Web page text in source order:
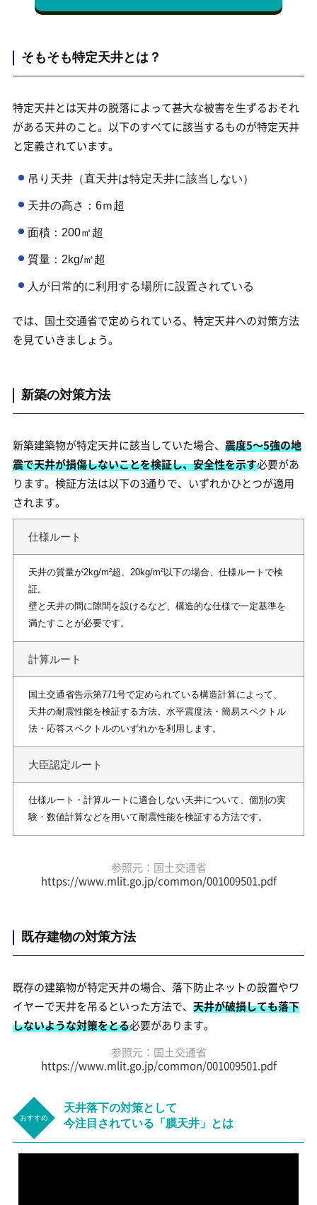
そもそも特定天井とは？
特定天井とは天井の脱落によって甚大な被害を生ずるおそれ
がある天井のこと。以下のすべてに該当するものが特定天井
と定義されています。
吊り天井（直天井は特定天井に該当しない）
天井の高さ：6ｍ超
面積：200㎡超
質量：2kg/㎡超
人が日常的に利用する場所に設置されている
では、国土交通省で定められている、特定天井への対策方法
を見ていきましょう。
新築の対策方法
新築建築物が特定天井に該当していた場合、 震度5～5強の地
震で天井が損傷しないことを検証し、安全性を示す必要があ
ります。検証方法は以下の3通りで、いずれかひとつが適用
されます。
仕様ルート
天井の質量が2kg/m²超、20kg/m²以下の場合、仕様ルートで検
証。
壁と天井の間に隙間を設けるなど、構造的な仕様で一定基準を
満たすことが必要です。
計算ルート
国土交通省告示第771号で定められている構造計算によって、
天井の耐震性能を検証する方法。水平震度法・簡易スペクトル
法・応答スペクトルのいずれかを利用します。
大臣認定ルート
仕様ルート・計算ルートに適合しない天井について、個別の実
験・数値計算などを用いて耐震性能を検証する方法です。
参照元：国土交通省
https://www.mlit.go.jp/common/001009501.pdf
既存建物の対策方法
既存の建築物が特定天井の場合、落下防止ネットの設置やワ
イヤーで天井を吊るといった方法で、 天井が破損しても落下
しないような対策をとる必要があります。
参照元：国土交通省
https://www.mlit.go.jp/common/001009501.pdf
天井落下の対策として
今注目されている「膜天井」とは